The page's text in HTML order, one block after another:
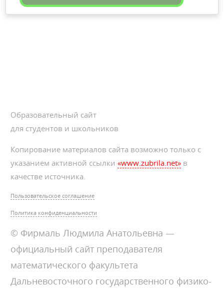
Образовательный сайт
для студентов и школьников
Копирование материалов сайта возможно только с
указанием активной ссылки«www.zubrila.net» в
качестве источника.
Пользовательское соглашение
Политика конфиденциальности
© Фирмаль Людмила Анатольевна —
официальный сайт преподавателя
математического факультета
Дальневосточного государственного физико-